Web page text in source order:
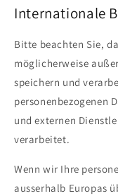
Internationale
Bitte beachten Sie,
möglicherweise
speichern und
personenbezogenen
und externen
verarbeitet.
Wenn wir Ihre
ausserhalb Europas